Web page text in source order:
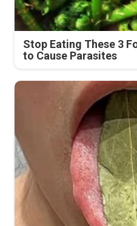
Stop Eating These 3
to Cause Parasites